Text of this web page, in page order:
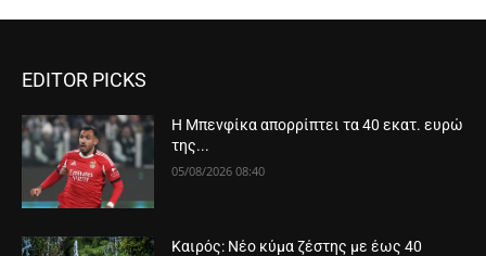
EDITOR PICKS
Η Μπενφίκα απορρίπτει τα 40 εκατ. ευρώ
της...
05/08/2026 08:40
Καιρός: Νέο κύμα ζέστης με έως 40